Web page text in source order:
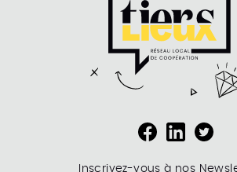
Inscrivez-vous à nos